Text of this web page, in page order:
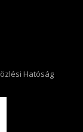
Hatóság